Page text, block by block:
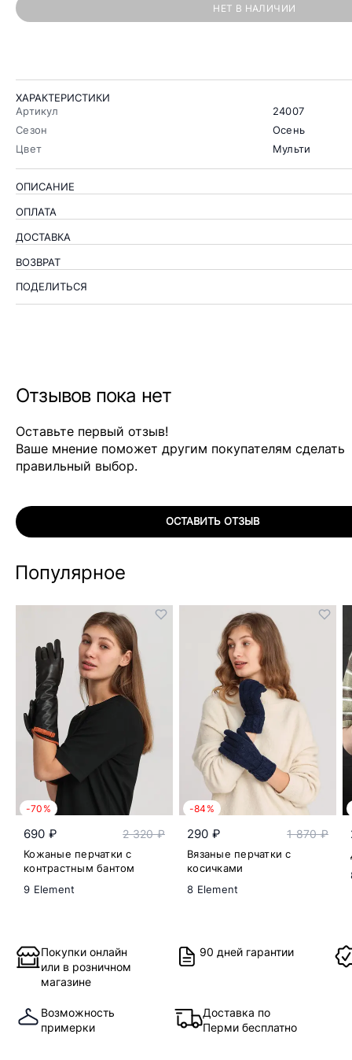
НЕТ В НАЛИЧИИ
ХАРАКТЕРИСТИКИ
Артикул
24007
Сезон
Осень
Цвет
Мульти
ОПИСАНИЕ
ОПЛАТА
ДОСТАВКА
ВОЗВРАТ
ПОДЕЛИТЬСЯ
Отзывов пока нет
Оставьте первый отзыв!
Ваше мнение поможет другим покупателям сделать
правильный выбор.
ОСТАВИТЬ ОТЗЫВ
Популярное
-70%
690 ₽ 2 320 ₽
Кожаные перчатки с
контрастным бантом
9 Element
-84%
290 ₽ 1 870 ₽
Вязаные перчатки с
косичками
8 Element
Покупки онлайн
или в розничном
магазине
90 дней гарантии
Возможность
примерки
Доставка по
Перми бесплатно